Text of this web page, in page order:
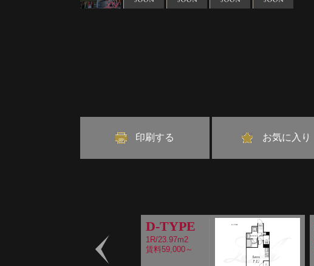
印刷する お気に入り
D-TYPE
1R/23.97m2
賃料59,000～